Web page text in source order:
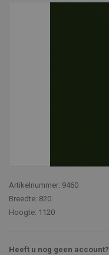
Artikelnummer: 9460
Breedte: 820
Hoogte: 1120
Heeft u nog geen account?